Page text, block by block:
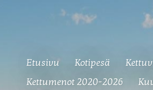
Etusivu Kotipesä
Kettumenot 2020-2026